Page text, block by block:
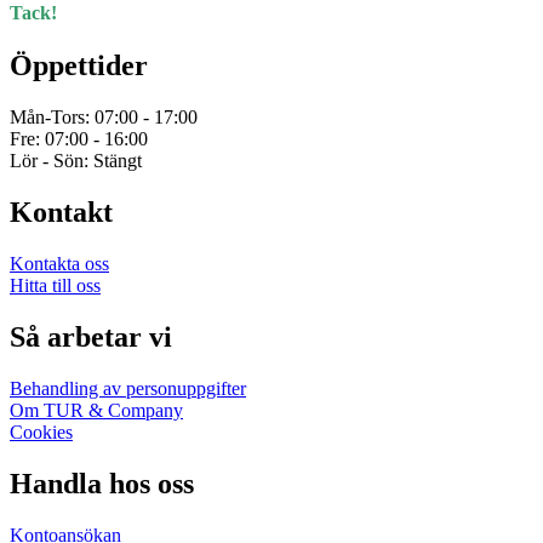
Tack!
Öppettider
Mån-Tors: 07:00 - 17:00
Fre: 07:00 - 16:00
Lör - Sön: Stängt
Kontakt
Kontakta oss
Hitta till oss
Så arbetar vi
Behandling av personuppgifter
Om TUR & Company
Cookies
Handla hos oss
Kontoansökan